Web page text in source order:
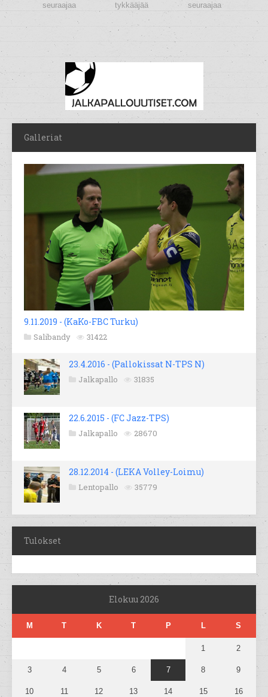
seuraajaa tykkääjää seuraajaa
Galleriat
9.11.2019 - (KaKo-FBC Turku)
Salibandy 31422
23.4.2016 - (Pallokissat N-TPS N)
Jalkapallo 31835
22.6.2015 - (FC Jazz-TPS)
Jalkapallo 28670
28.12.2014 - (LEKA Volley-Loimu)
Lentopallo 35779
Tulokset
Elokuu 2026
M T K T P L S
1 2
3 4 5 6 7 8 9
10 11 12 13 14 15 16